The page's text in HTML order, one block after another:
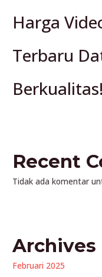
Harga
Terbaru
Berkualitas!
Recent
Tidak ada komentar
Archives
Februari 2025